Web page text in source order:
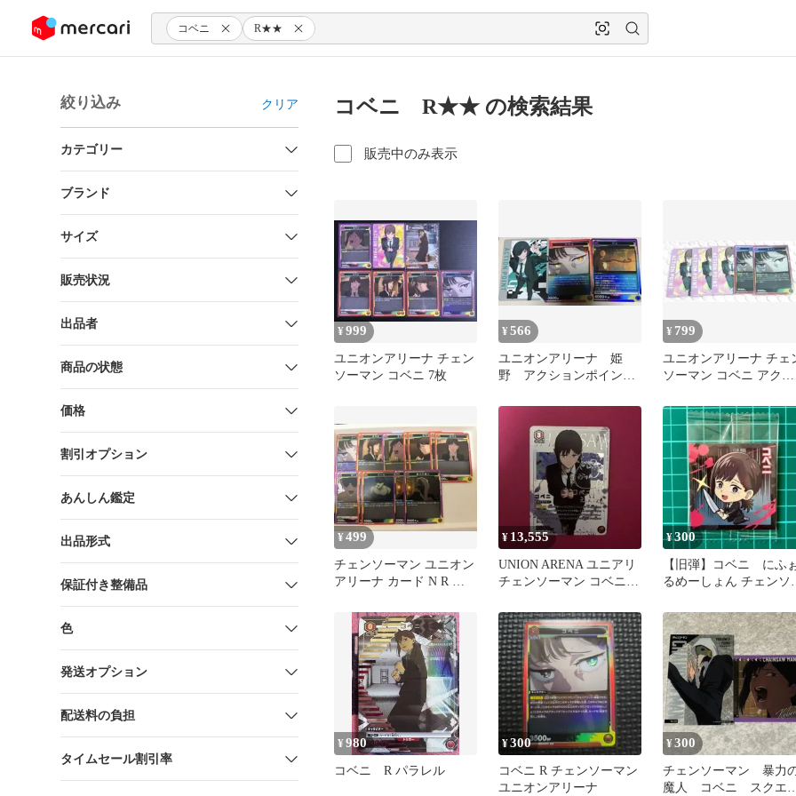
ツにスキップ コベニ R★★
絞り込み クリア
カテゴリー
ブランド
サイズ
販売状況
出品者
商品の状態
価格
割引オプション
あんしん鑑定
出品形式
保証付き整備品
色
発送オプション
配送料の負担
タイムセール割引率
コベニ R★★ の検索結果
販売中のみ表示
¥999
ユニオンアリーナ チェン
ソーマン コベニ 7枚
¥566
ユニオンアリーナ 姫
野 アクションポイン
¥ 799
ユニオンアリーナ チェ
ソーマン コベニ アクシ
¥499
チェンソーマン ユニオン
アリーナ カード N R コ
¥ 13,555
UNION ARENA ユニアリ
チェンソーマン コベニ R
¥300
【旧弾】コベニ にふ
るめーしょん チェンソ
¥980
コベニ R パラレル
¥300
コベニ R チェンソーマン
ユニオンアリーナ
¥300
チェンソーマン 暴力
魔人 コベニ スクエ